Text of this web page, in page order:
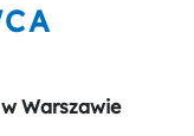
Warszawie